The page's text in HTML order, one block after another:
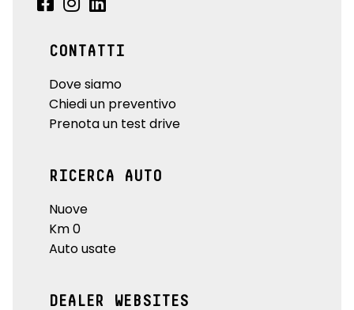
CONTATTI
Dove siamo
Chiedi un preventivo
Prenota un test drive
RICERCA AUTO
Nuove
Km 0
Auto usate
DEALER WEBSITES